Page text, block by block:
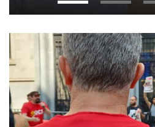
1